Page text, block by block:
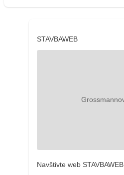
STAVBAWEB
Navštivte web STAVBAWEB